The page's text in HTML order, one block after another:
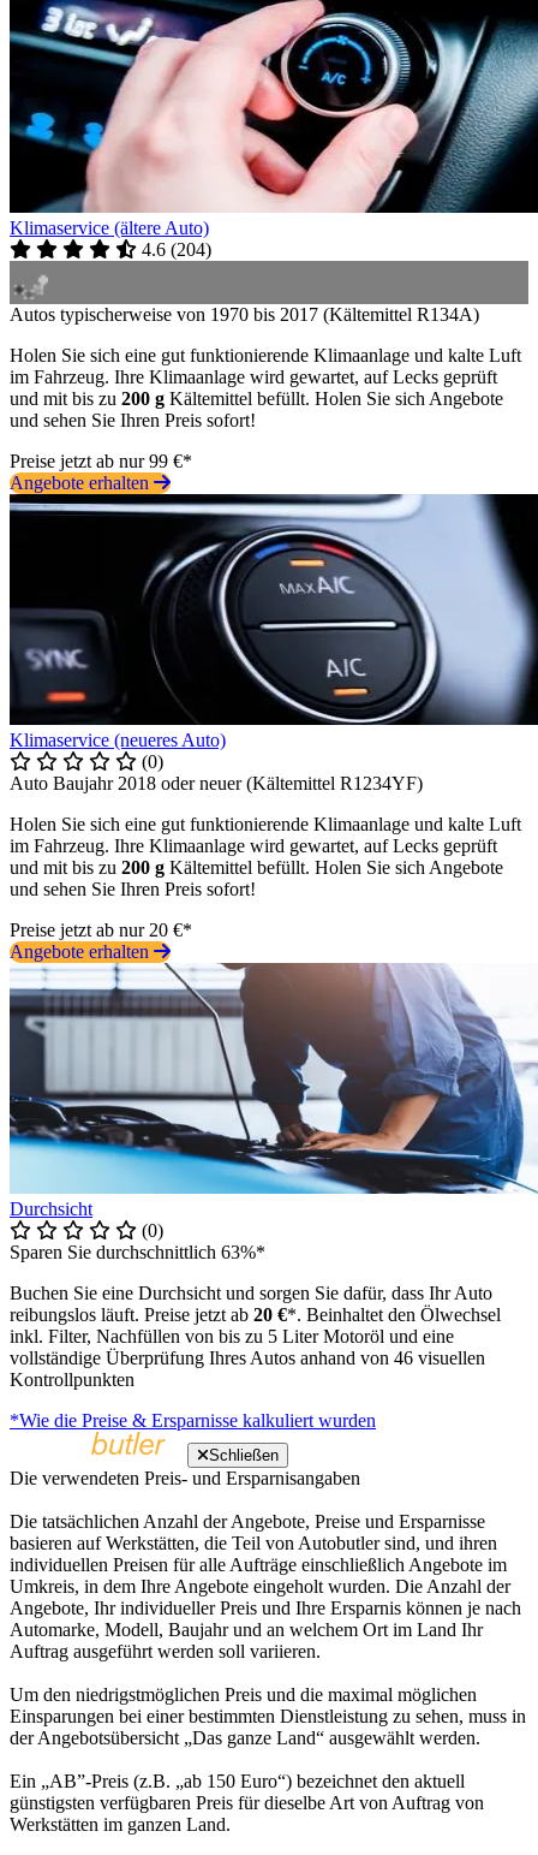
Klimaservice (ältere Auto)
4.6 (204)
Autos typischerweise von 1970 bis 2017 (Kältemittel R134A)
Holen Sie sich eine gut funktionierende Klimaanlage und kalte Luft
im Fahrzeug. Ihre Klimaanlage wird gewartet, auf Lecks geprüft
und mit bis zu 200 g Kältemittel befüllt. Holen Sie sich Angebote
und sehen Sie Ihren Preis sofort!
Preise jetzt ab nur 99 €*
Angebote erhalten
Klimaservice (neueres Auto)
(0)
Auto Baujahr 2018 oder neuer (Kältemittel R1234YF)
Holen Sie sich eine gut funktionierende Klimaanlage und kalte Luft
im Fahrzeug. Ihre Klimaanlage wird gewartet, auf Lecks geprüft
und mit bis zu 200 g Kältemittel befüllt. Holen Sie sich Angebote
und sehen Sie Ihren Preis sofort!
Preise jetzt ab nur 20 €*
Angebote erhalten
Durchsicht
(0)
Sparen Sie durchschnittlich 63%*
Buchen Sie eine Durchsicht und sorgen Sie dafür, dass Ihr Auto
reibungslos läuft. Preise jetzt ab 20 €*. Beinhaltet den Ölwechsel
inkl. Filter, Nachfüllen von bis zu 5 Liter Motoröl und eine
vollständige Überprüfung Ihres Autos anhand von 46 visuellen
Kontrollpunkten
*Wie die Preise & Ersparnisse kalkuliert wurden
Schließen
Die verwendeten Preis- und Ersparnisangaben
Die tatsächlichen Anzahl der Angebote, Preise und Ersparnisse
basieren auf Werkstätten, die Teil von Autobutler sind, und ihren
individuellen Preisen für alle Aufträge einschließlich Angebote im
Umkreis, in dem Ihre Angebote eingeholt wurden. Die Anzahl der
Angebote, Ihr individueller Preis und Ihre Ersparnis können je nach
Automarke, Modell, Baujahr und an welchem Ort im Land Ihr
Auftrag ausgeführt werden soll variieren.
Um den niedrigstmöglichen Preis und die maximal möglichen
Einsparungen bei einer bestimmten Dienstleistung zu sehen, muss in
der Angebotsübersicht „Das ganze Land“ ausgewählt werden.
Ein „AB”-Preis (z.B. „ab 150 Euro“) bezeichnet den aktuell
günstigsten verfügbaren Preis für dieselbe Art von Auftrag von
Werkstätten im ganzen Land.